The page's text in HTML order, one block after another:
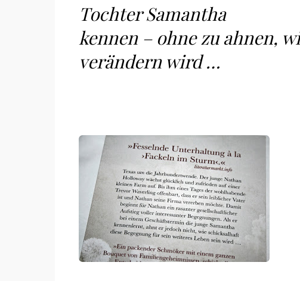
Tochter Samantha
kennen – ohne zu ahnen,
verändern wird …